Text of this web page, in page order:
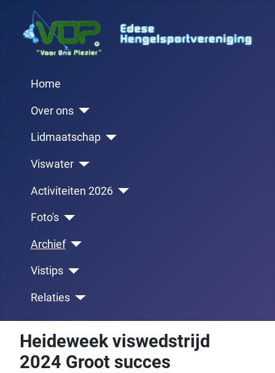
Home
Over ons
Lidmaatschap
Viswater
Activiteiten 2026
Foto's
Archief
Vistips
Relaties
Heideweek viswedstrijd
2024 Groot succes